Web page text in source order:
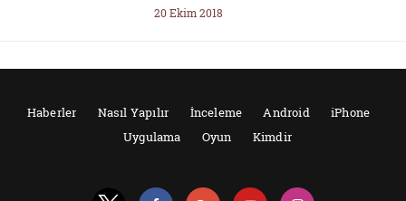
20 Ekim 2018
Haberler Nasıl Yapılır İnceleme Android
iPhone
Uygulama
Oyun Kimdir